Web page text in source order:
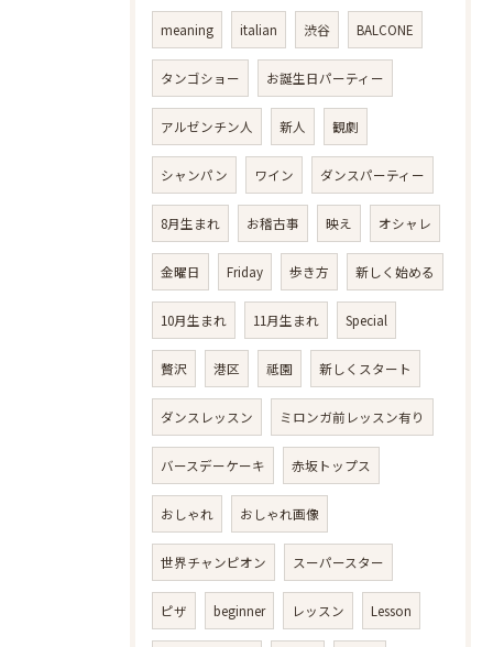
meaning italian 渋谷 BALCONE
タンゴショー お誕生日パーティー
アルゼンチン人 新人 観劇
シャンパン ワイン ダンスパーティー
8月生まれ お稽古事 映え オシャレ
金曜日 Friday 歩き方 新しく始める
10月生まれ 11月生まれ Special
贅沢 港区 祗園 新しくスタート
ダンスレッスン ミロンガ前レッスン有り
バースデーケーキ 赤坂トップス
おしゃれ おしゃれ画像
世界チャンピオン スーパースター
ピザ beginner レッスン Lesson